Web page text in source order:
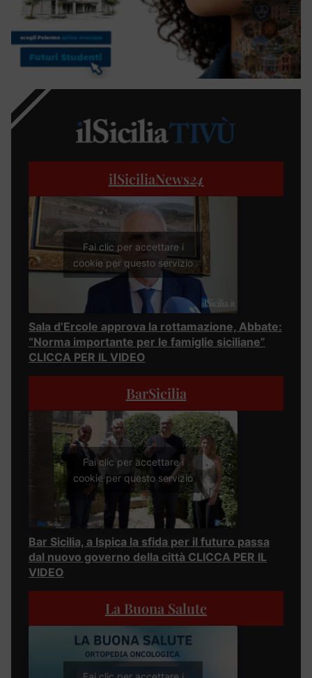
ilSiciliaNews24
Fai clic per accettare i
cookie per questo servizio
Sala d’Ercole approva la rottamazione, Abbate:
“Norma importante per le famiglie siciliane”
CLICCA PER IL VIDEO
BarSicilia
Fai clic per accettare i
cookie per questo servizio
Bar Sicilia, a Ispica la sfida per il futuro passa
dal nuovo governo della città CLICCA PER IL
VIDEO
La Buona Salute